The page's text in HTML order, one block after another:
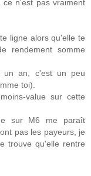
n'est pas vraiment
ligne alors qu'elle te
rendement somme
un an, c'est un peu
toi).
value sur cette
sur M6 me paraît
pas les payeurs, je
trouve qu'elle rentre